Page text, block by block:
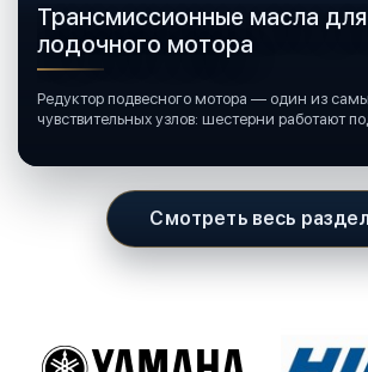
Трансмиссионные масла
лодочного мотора
Редуктор подвесного мотора — один из
чувствительных узлов: шестерни работают
Смотреть весь раздел